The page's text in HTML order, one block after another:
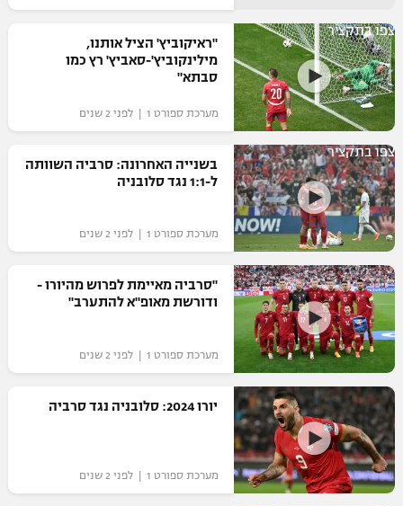
צפו בתקציר
"ראיקוביץ' הציל אותנו,
מילינקוביץ'-סאביץ' רץ כמו
סבתא"
מערכת ספורט 1 | לפני 2 שנים
צפו בתקציר
בשנייה האחרונה: סרביה השוותה
ל-1:1 נגד סלובניה
מערכת ספורט 1 | לפני 2 שנים
"סרביה מאיימת לפרוש מהיורו -
ודורשת מאופ"א להתערב"
מערכת ספורט 1 | לפני 2 שנים
יורו 2024: סלובניה נגד סרביה
מערכת ספורט 1 | לפני 2 שנים